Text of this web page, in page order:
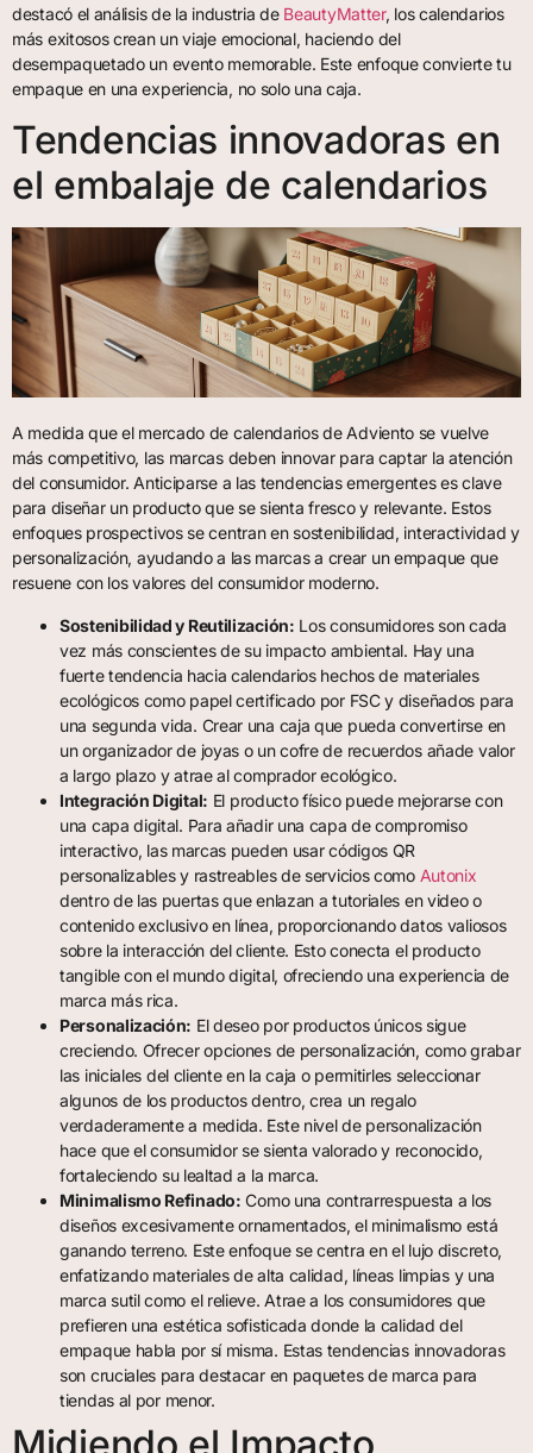
destacó el análisis de la industria de BeautyMatter, los calendarios
más exitosos crean un viaje emocional, haciendo del
desempaquetado un evento memorable. Este enfoque convierte tu
empaque en una experiencia, no solo una caja.
Tendencias innovadoras en
el embalaje de calendarios
A medida que el mercado de calendarios de Adviento se vuelve
más competitivo, las marcas deben innovar para captar la atención
del consumidor. Anticiparse a las tendencias emergentes es clave
para diseñar un producto que se sienta fresco y relevante. Estos
enfoques prospectivos se centran en sostenibilidad, interactividad y
personalización, ayudando a las marcas a crear un empaque que
resuene con los valores del consumidor moderno.
Sostenibilidad y Reutilización: Los consumidores son cada
vez más conscientes de su impacto ambiental. Hay una
fuerte tendencia hacia calendarios hechos de materiales
ecológicos como papel certificado por FSC y diseñados para
una segunda vida. Crear una caja que pueda convertirse en
un organizador de joyas o un cofre de recuerdos añade valor
a largo plazo y atrae al comprador ecológico.
Integración Digital: El producto físico puede mejorarse con
una capa digital. Para añadir una capa de compromiso
interactivo, las marcas pueden usar códigos QR
personalizables y rastreables de servicios como Autonix
dentro de las puertas que enlazan a tutoriales en video o
contenido exclusivo en línea, proporcionando datos valiosos
sobre la interacción del cliente. Esto conecta el producto
tangible con el mundo digital, ofreciendo una experiencia de
marca más rica.
Personalización: El deseo por productos únicos sigue
creciendo. Ofrecer opciones de personalización, como grabar
las iniciales del cliente en la caja o permitirles seleccionar
algunos de los productos dentro, crea un regalo
verdaderamente a medida. Este nivel de personalización
hace que el consumidor se sienta valorado y reconocido,
fortaleciendo su lealtad a la marca.
Minimalismo Refinado: Como una contrarrespuesta a los
diseños excesivamente ornamentados, el minimalismo está
ganando terreno. Este enfoque se centra en el lujo discreto,
enfatizando materiales de alta calidad, líneas limpias y una
marca sutil como el relieve. Atrae a los consumidores que
prefieren una estética sofisticada donde la calidad del
empaque habla por sí misma. Estas tendencias innovadoras
son cruciales para destacar en paquetes de marca para
tiendas al por menor.